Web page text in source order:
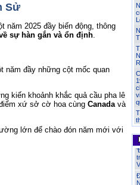
Sử
năm 2025 đầy biến động, thông
sự hàn gắn và ổn định
năm đầy những cột mốc quan
kiến khoảnh khắc quả cầu pha lê
xứ sở cờ hoa cùng Canada và
lớn để chào đón năm mới với